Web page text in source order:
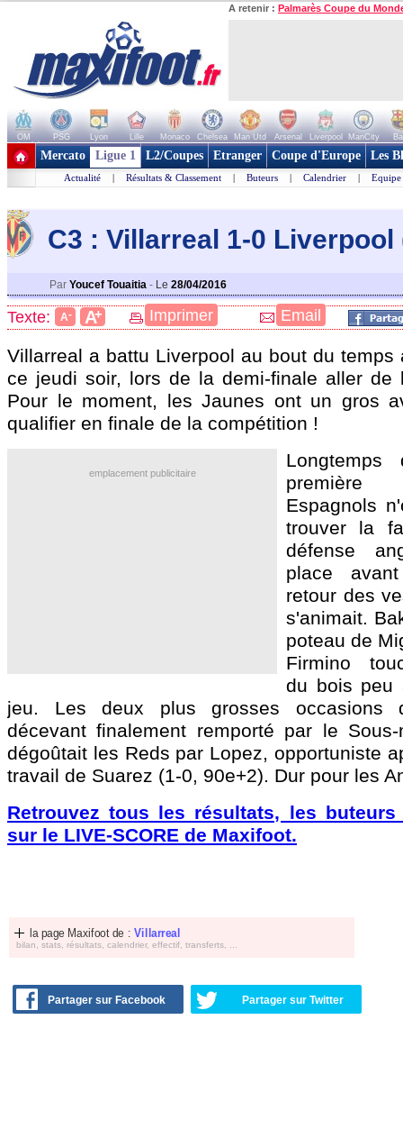
A retenir : Palmarès Coupe du
OM PSG Lyon Lille Monaco Chelsea Man Utd Arsenal Liverpool ManCity
+ de clubs
Mercato Ligue 1 L2/Coupes Etranger Coupe d'Europe Les
Actualité | Résultats & Classement | Buteurs | Calendrier | Equipe
C3 : Villarreal 1-0 Liverpool
Par Youcef Touaitia - Le 28/04/2016
Texte: A- A+ Imprimer Email
Villarreal a battu Liverpool au bout du temps
ce jeudi soir, lors de la demi-finale aller de
Pour le moment, les Jaunes ont un gros
qualifier en finale de la compétition !
emplacement publicitaire
Longtemps
première
Espagnols
trouver la
défense
place
retour des
s'animait.
poteau de
Firmino
du bois peu
jeu. Les deux plus grosses occasions
décevant finalement remporté par le
dégoûtait les Reds par Lopez, opportuniste
travail de Suarez (1-0, 90e+2). Dur pour les
Retrouvez tous les résultats, les buteurs
sur le LIVE-SCORE de Maxifoot.
la page Maxifoot de : Villarreal
bilan, stats, résultats, calendrier, effectif, transferts, ...
Partager sur Facebook Partager sur Twitter